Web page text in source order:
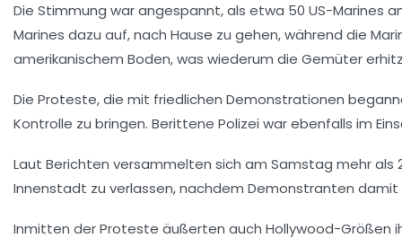
Die Stimmung war angespannt, als etwa 50 US-Marines
Marines dazu auf, nach Hause zu gehen, während die
amerikanischem Boden, was wiederum die Gemüter
Die Proteste, die mit friedlichen Demonstrationen
Kontrolle zu bringen. Berittene Polizei war ebenfalls im
Laut Berichten versammelten sich am Samstag mehr als
Innenstadt zu verlassen, nachdem Demonstranten
Inmitten der Proteste äußerten auch Hollywood-Größen